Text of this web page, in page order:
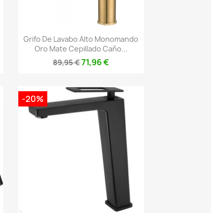
Vista rápida
Grifo De Lavabo Alto Monomando
Oro Mate Cepillado Caño...
89,95 €71,96 €
-20%